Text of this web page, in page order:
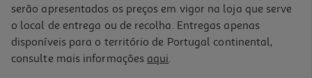
Conjunto Giotto Be-Bé Stick And Color Egg Modelos Sortidos
serão apresentados os preços em vigor na loja que serve
o local de entrega ou de recolha. Entregas apenas
disponíveis para o território de Portugal continental,
consulte mais informações aqui.